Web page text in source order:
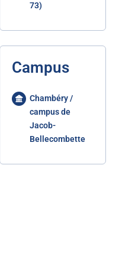
73)
Campus
Chambéry /
campus de
Jacob-
Bellecombette